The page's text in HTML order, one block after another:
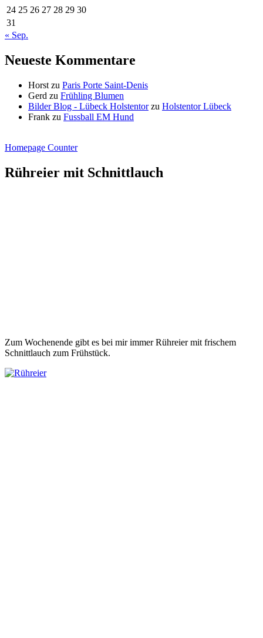
24 25 26 27 28 29 30
31
« Sep.
Neueste Kommentare
Horst zu Paris Porte Saint-Denis
Gerd zu Frühling Blumen
Bilder Blog - Lübeck Holstentorzu Holstentor Lübeck
Frank zu Fussball EM Hund
Homepage Counter
Rühreier mit Schnittlauch
Zum Wochenende gibt es bei mir immer Rühreier mit frischem
Schnittlauch zum Frühstück.